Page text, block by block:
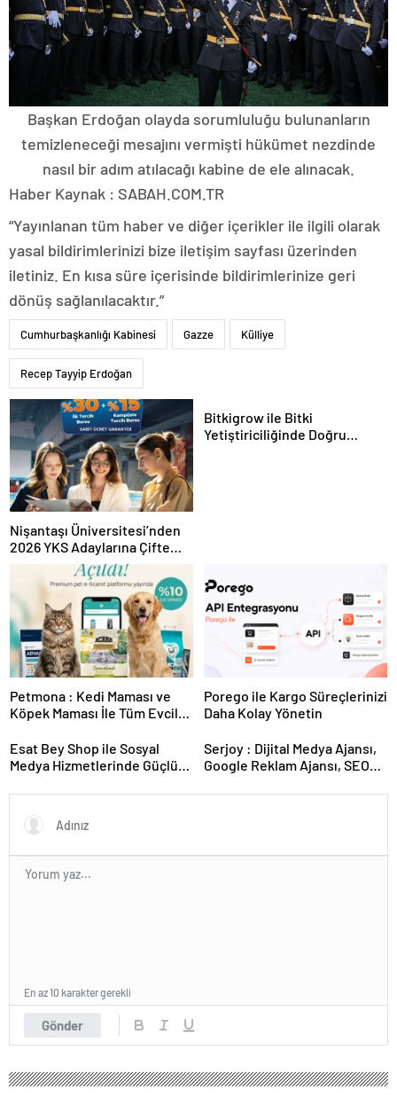
Başkan Erdoğan olayda sorumluluğu bulunanların
temizleneceği mesajını vermişti hükümet nezdinde
nasıl bir adım atılacağı kabine de ele alınacak.
Haber Kaynak : SABAH.COM.TR
“Yayınlanan tüm haber ve diğer içerikler ile ilgili olarak
yasal bildirimlerinizi bize iletişim sayfası üzerinden
iletiniz. En kısa süre içerisinde bildirimlerinize geri
dönüş sağlanılacaktır.”
Cumhurbaşkanlığı Kabinesi Gazze Külliye
Recep Tayyip Erdoğan
Nişantaşı Üniversitesi’nden
2026 YKS Adaylarına Çifte
Güvence: Sabit Ücret ve
Kesintisiz Burs
Bitkigrow ile Bitki
Yetiştiriciliğinde Doğru
Petmona : Kedi Maması ve
Köpek Maması İle Tüm Evcil
Porego ile Kargo Süreçlerinizi
Daha Kolay Yönetin
Esat Bey Shop ile Sosyal
Medya Hizmetlerinde Güçlü
Serjoy : Dijital Medya Ajansı,
Google Reklam Ajansı, SEO
Gönder
En az 10 karakter gerekli